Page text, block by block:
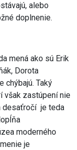
alebo
doplnenie.
mená ako sú Erik
Dorota
chýbajú. Taký
však zastúpení nie
desaťročí je teda
moderného
je